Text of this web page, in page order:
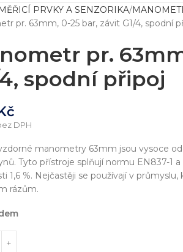
MĚŘICÍ PRVKY A SENZORIKA
pr. 63mm, 0-25 bar, závit G1/4, spodní
pr.
4, spodní připoj
DPH
manometry 63mm jsou vysoce
Tyto přístroje splňují normu EN837-1
1,6 %. Nejčastěji se používají v
rázům.